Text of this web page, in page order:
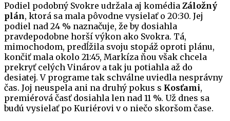
Podiel podobný Svokre udržala aj komédia Záložný
plán, ktorá sa mala pôvodne vysielať o 20:30. Jej
podiel nad 24 % naznačuje, že by dosiahla
pravdepodobne horší výkon ako Svokra. Tá,
mimochodom, predĺžila svoju stopáž oproti plánu,
končiť mala okolo 21:45, Markíza ňou však chcela
prekryť celých Vinárov a tak ju potiahla až do
desiatej. V programe tak schválne uviedla nesprávny
čas. Joj neuspela ani na druhý pokus s Kosťami,
premiérová časť dosiahla len nad 11 %. Už dnes sa
budú vysielať po Kuriérovi v o niečo skoršom čase.